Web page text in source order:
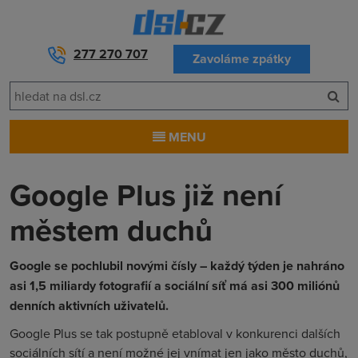
277 270 707 Zavoláme zpátky
MENU
Google Plus již není
městem duchů
Google se pochlubil novými čísly – každý týden je nahráno
asi 1,5 miliardy fotografií a sociální síť má asi 300 miliónů
denních aktivních uživatelů.
Google Plus se tak postupně etabloval v konkurenci dalších
sociálních sítí a není možné jej vnímat jen jako město duchů,